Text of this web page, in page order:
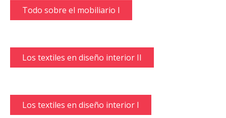
Todo sobre el mobiliario I
Los textiles en diseño interior II
Los textiles en diseño interior I